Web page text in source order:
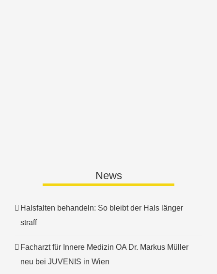
News
Halsfalten behandeln: So bleibt der Hals länger
straff
Facharzt für Innere Medizin OA Dr. Markus Müller
neu bei JUVENIS in Wien